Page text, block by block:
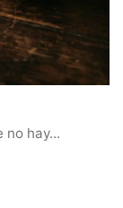
no hay...